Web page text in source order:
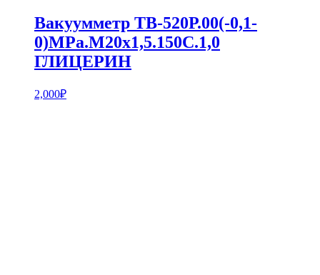
Вакуумметр ТВ-520Р.00(-0,1-
0)MPa.М20х1,5.150С.1,0
ГЛИЦЕРИН
2,000₽